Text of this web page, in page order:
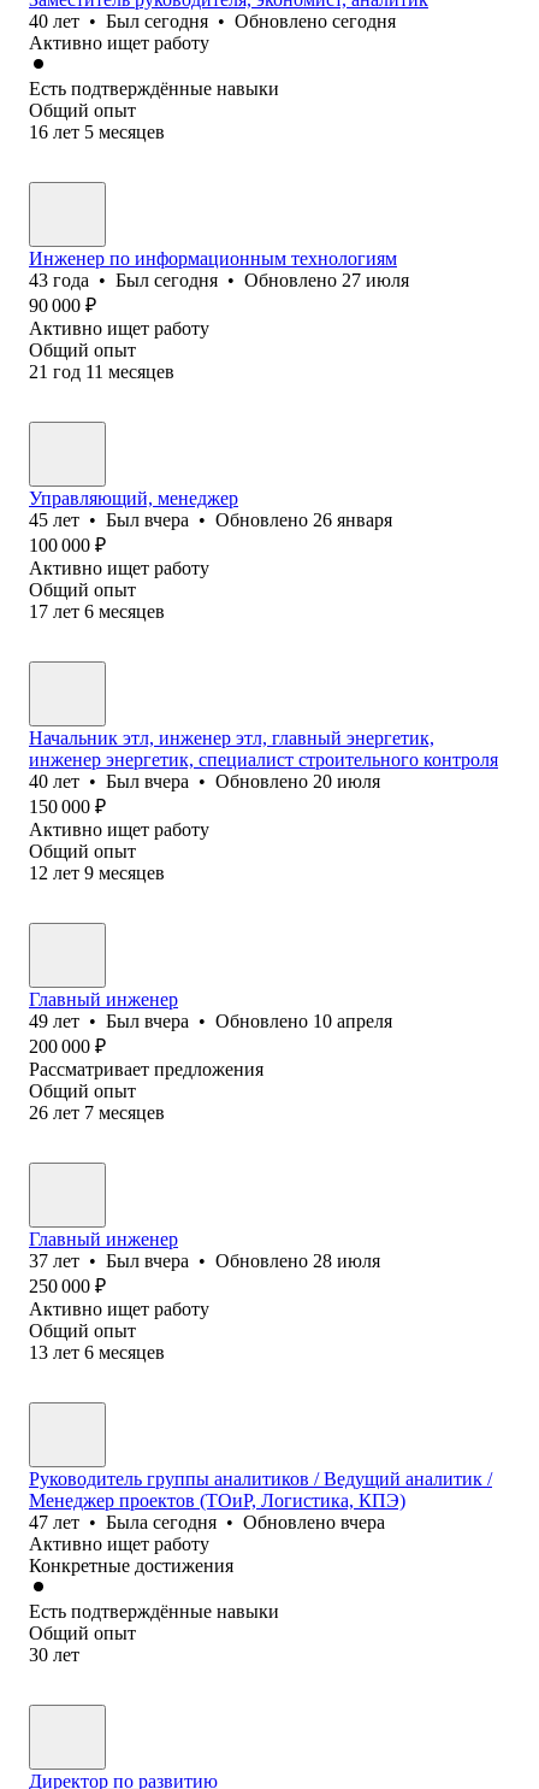
40 лет • Был сегодня • Обновлено сегодня
Активно ищет работу
Есть подтверждённые навыки
Общий опыт
16 лет 5 месяцев
Инженер по информационным технологиям
43 года • Был сегодня • Обновлено 27 июля
90 000 ₽
Активно ищет работу
Общий опыт
21 год 11 месяцев
Управляющий, менеджер
45 лет • Был вчера • Обновлено 26 января
100 000 ₽
Активно ищет работу
Общий опыт
17 лет 6 месяцев
Начальник этл, инженер этл, главный энергетик,
инженер энергетик, специалист строительного контроля
40 лет • Был вчера • Обновлено 20 июля
150 000 ₽
Активно ищет работу
Общий опыт
12 лет 9 месяцев
Главный инженер
49 лет • Был вчера • Обновлено 10 апреля
200 000 ₽
Рассматривает предложения
Общий опыт
26 лет 7 месяцев
Главный инженер
37 лет • Был вчера • Обновлено 28 июля
250 000 ₽
Активно ищет работу
Общий опыт
13 лет 6 месяцев
Руководитель группы аналитиков / Ведущий аналитик /
Менеджер проектов (ТОиР, Логистика, КПЭ)
47 лет • Была сегодня • Обновлено вчера
Активно ищет работу
Конкретные достижения
Есть подтверждённые навыки
Общий опыт
30 лет
Директор по развитию